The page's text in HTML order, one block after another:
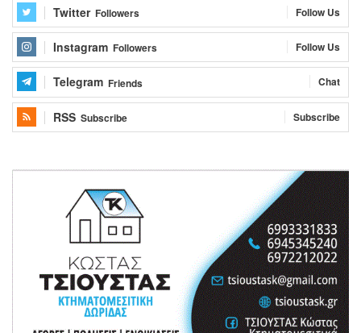
Twitter Followers Follow Us
Instagram Followers Follow Us
Telegram Friends Chat
RSS Subscribe Subscribe